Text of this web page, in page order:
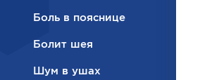
Боль в пояснице
Болит шея
Шум в ушах